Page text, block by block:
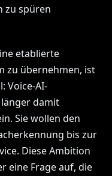
zu spüren
etablierte
zu übernehmen, ist
Voice-AI-
damit
Sie wollen den
bis zur
Diese Ambition
eine Frage auf, die